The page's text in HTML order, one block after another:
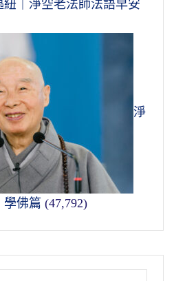
｜淨空老法師法語早安
淨
學佛篇 (47,792)